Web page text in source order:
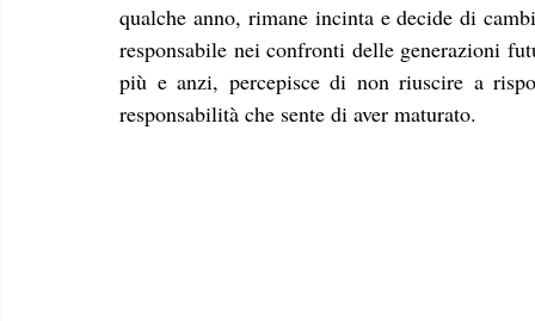
qualche anno, rimane incinta e decide di
responsabile nei confronti delle generazioni
più e anzi, percepisce di non riuscire a
responsabilità che sente di aver maturato.